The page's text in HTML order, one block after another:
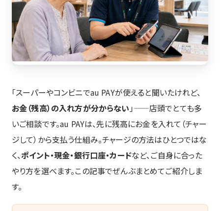
「スーパーやコンビニでau PAYが使えると聞いたけれど、
お金（残高）の入れ方が分からない」——店頭でとても多
いご相談です。au PAYは、先に残高にお金を入れて（チャー
ジして）から支払う仕組み。チャージの方法はひとつではな
く、ポイント・現金・銀行口座・カードなど、ご自身に合った
やり方を選べます。この記事でぜんぶまとめてご紹介しま
す。